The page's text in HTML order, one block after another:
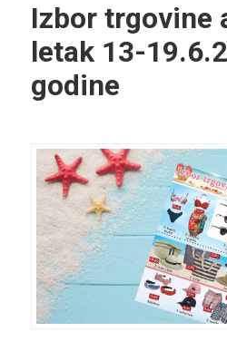
Izbor trgovine
letak13-
godine